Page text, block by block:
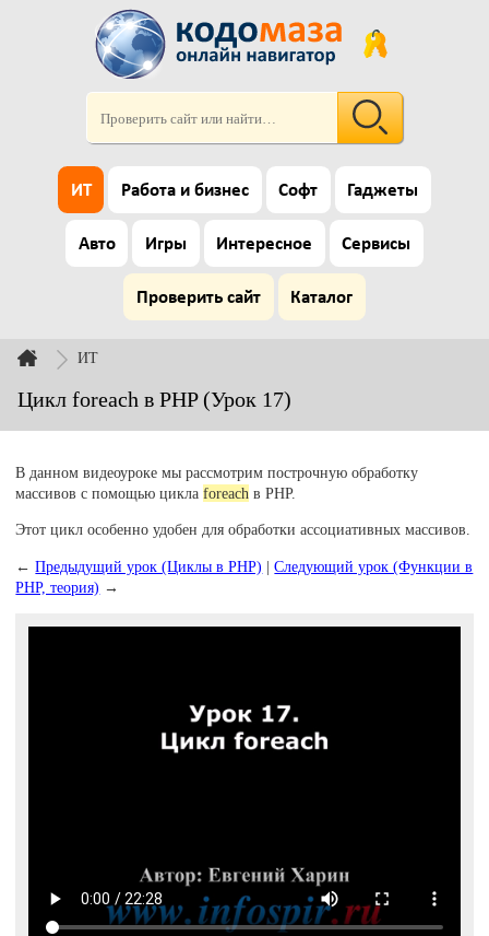
ИТ Работа и бизнес Софт Гаджеты
Авто Игры Интересное Сервисы
Проверить сайт Каталог
ИТ
Цикл foreach в PHP (Урок 17)
В данном видеоуроке мы рассмотрим построчную обработку
массивов с помощью циклаforeach в PHP.
Этот цикл особенно удобен для обработки ассоциативных массивов.
←Предыдущий урок (Циклы в PHP) |Следующий урок (Функции в
PHP, теория) →